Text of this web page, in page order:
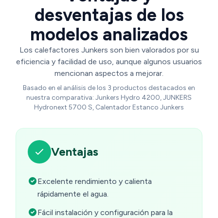
desventajas de los
modelos analizados
Los calefactores Junkers son bien valorados por su
eficiencia y facilidad de uso, aunque algunos usuarios
mencionan aspectos a mejorar.
Basado en el análisis de los 3 productos destacados en
nuestra comparativa: Junkers Hydro 4200, JUNKERS
Hydronext 5700 S, Calentador Estanco Junkers
Ventajas
Excelente rendimiento y calienta
rápidamente el agua.
Fácil instalación y configuración para la